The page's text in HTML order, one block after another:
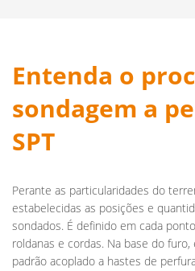
Entenda o
sondagem a
SPT
Perante as particularidades do
estabelecidas as posições e
sondados. É definido em cada
roldanas e cordas. Na base do
padrão acoplado a hastes de